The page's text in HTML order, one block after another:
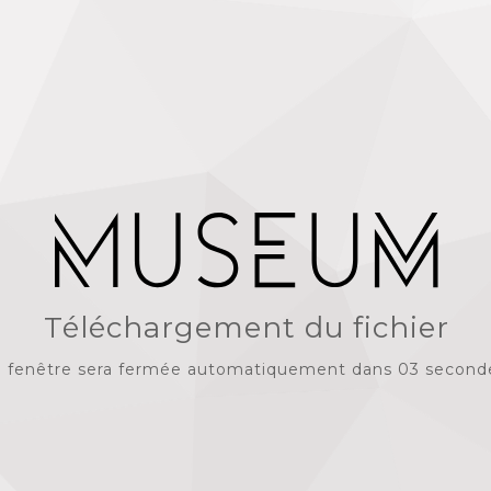
Téléchargement du fichier
fenêtre sera fermée automatiquement dans 03